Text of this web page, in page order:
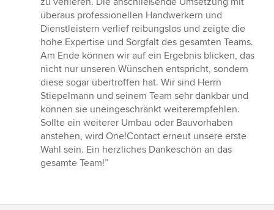
überaus professionellen Handwerkern und
Dienstleistern verlief reibungslos und zeigte die
hohe Expertise und Sorgfalt des gesamten Teams.
Am Ende können wir auf ein Ergebnis blicken, das
nicht nur unseren Wünschen entspricht, sondern
diese sogar übertroffen hat. Wir sind Herrn
Stiepelmann und seinem Team sehr dankbar und
können sie uneingeschränkt weiterempfehlen.
Sollte ein weiterer Umbau oder Bauvorhaben
anstehen, wird One!Contact erneut unsere erste
Wahl sein. Ein herzliches Dankeschön an das
gesamte Team!”